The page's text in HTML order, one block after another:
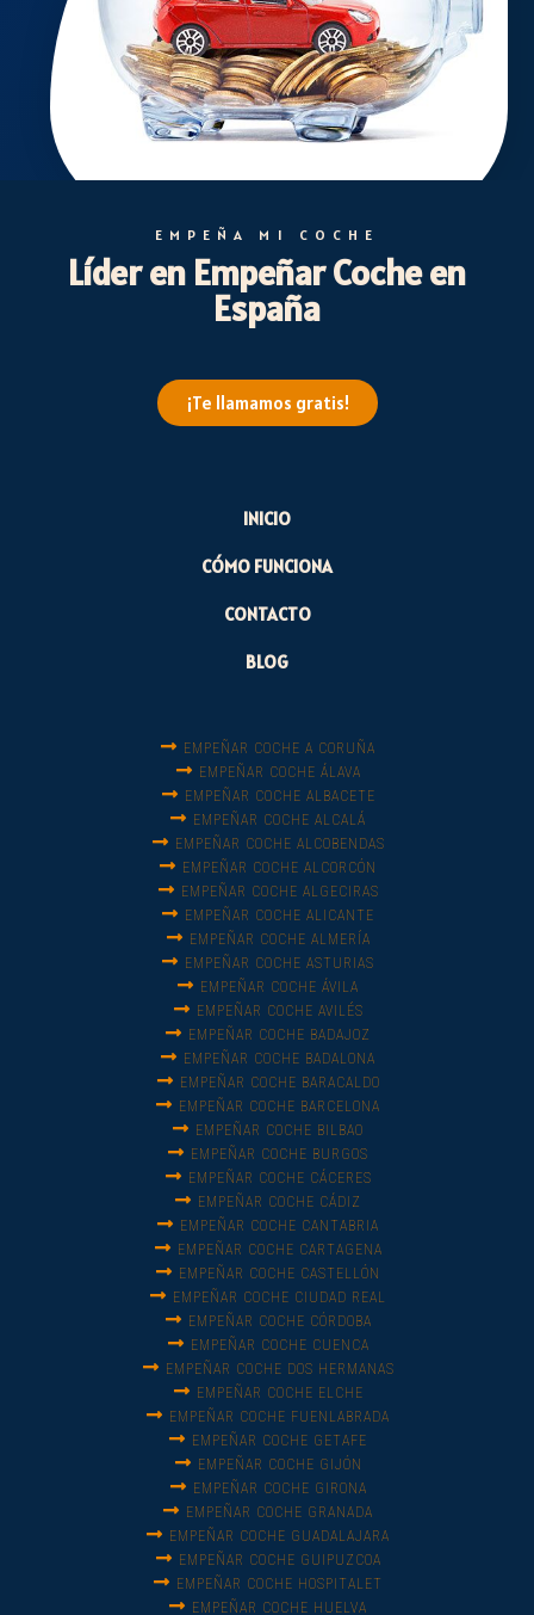
EMPEÑA MI COCHE
Líder en Empeñar Coche en
España
¡Te llamamos gratis!
INICIO
CÓMO FUNCIONA
CONTACTO
BLOG
EMPEÑAR COCHE A CORUÑA
EMPEÑAR COCHE ÁLAVA
EMPEÑAR COCHE ALBACETE
EMPEÑAR COCHE ALCALÁ
EMPEÑAR COCHE ALCOBENDAS
EMPEÑAR COCHE ALCORCÓN
EMPEÑAR COCHE ALGECIRAS
EMPEÑAR COCHE ALICANTE
EMPEÑAR COCHE ALMERÍA
EMPEÑAR COCHE ASTURIAS
EMPEÑAR COCHE ÁVILA
EMPEÑAR COCHE AVILÉS
EMPEÑAR COCHE BADAJOZ
EMPEÑAR COCHE BADALONA
EMPEÑAR COCHE BARACALDO
EMPEÑAR COCHE BARCELONA
EMPEÑAR COCHE BILBAO
EMPEÑAR COCHE BURGOS
EMPEÑAR COCHE CÁCERES
EMPEÑAR COCHE CÁDIZ
EMPEÑAR COCHE CANTABRIA
EMPEÑAR COCHE CARTAGENA
EMPEÑAR COCHE CASTELLÓN
EMPEÑAR COCHE CIUDAD REAL
EMPEÑAR COCHE CÓRDOBA
EMPEÑAR COCHE CUENCA
EMPEÑAR COCHE DOS HERMANAS
EMPEÑAR COCHE ELCHE
EMPEÑAR COCHE FUENLABRADA
EMPEÑAR COCHE GETAFE
EMPEÑAR COCHE GIJÓN
EMPEÑAR COCHE GIRONA
EMPEÑAR COCHE GRANADA
EMPEÑAR COCHE GUADALAJARA
EMPEÑAR COCHE GUIPUZCOA
EMPEÑAR COCHE HOSPITALET
EMPEÑAR COCHE HUELVA